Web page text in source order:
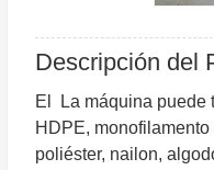
Descripción del
El
La máquina puede
HDPE, monofilamento
poliéster, nailon,